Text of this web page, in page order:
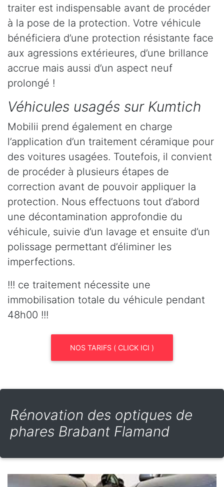
traiter est indispensable avant de procéder
à la pose de la protection. Votre véhicule
bénéficiera d’une protection résistante face
aux agressions extérieures, d’une brillance
accrue mais aussi d’un aspect neuf
prolongé !
Véhicules usagés sur Kumtich
Mobilii prend également en charge
l’application d’un traitement céramique pour
des voitures usagées. Toutefois, il convient
de procéder à plusieurs étapes de
correction avant de pouvoir appliquer la
protection. Nous effectuons tout d’abord
une décontamination approfondie du
véhicule, suivie d’un lavage et ensuite d’un
polissage permettant d’éliminer les
imperfections.
!!! ce traitement nécessite une
immobilisation totale du véhicule pendant
48h00 !!!
NOS TARIFS ( CLICK ICI )
Rénovation des optiques de
phares Brabant Flamand